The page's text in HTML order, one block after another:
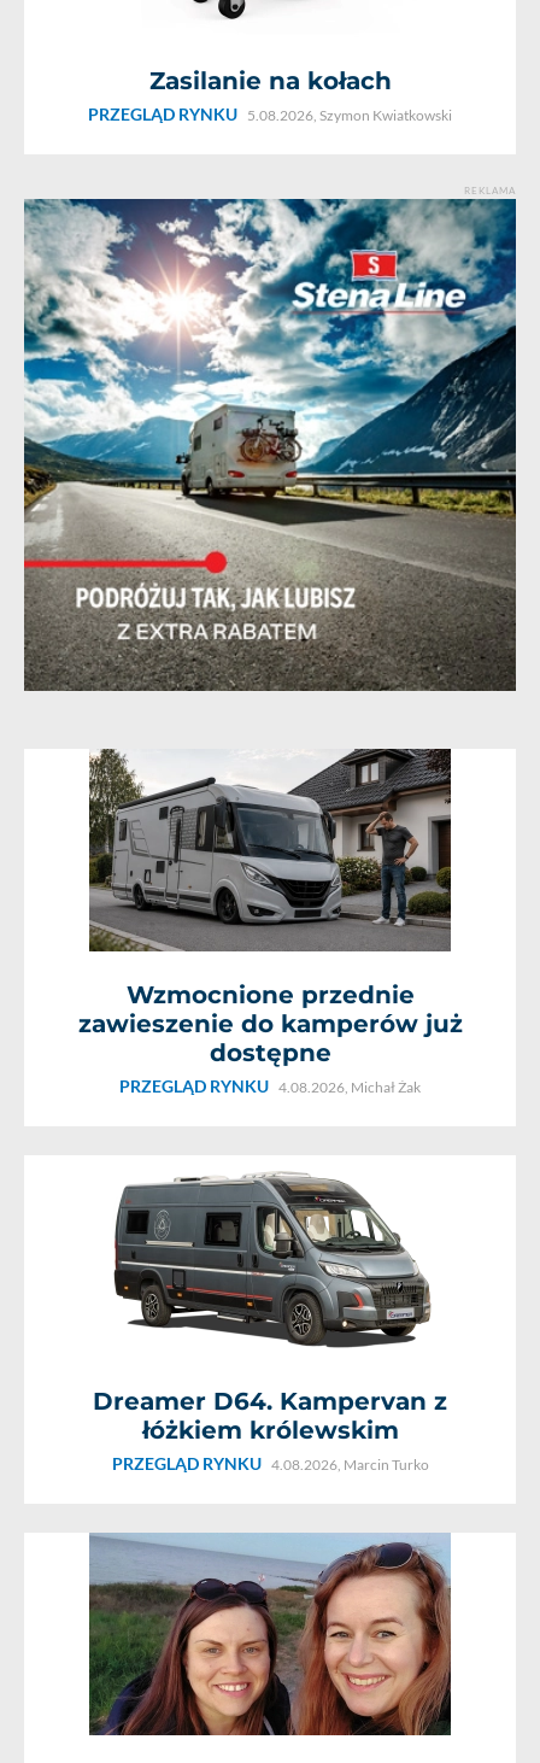
Zasilanie na kołach
PRZEGLĄD RYNKU 5.08.2026, Szymon Kwiatkowski
REKLAMA
Wzmocnione przednie
zawieszenie do kamperów już
dostępne
PRZEGLĄD RYNKU 4.08.2026, Michał Żak
Dreamer D64. Kampervan z
łóżkiem królewskim
PRZEGLĄD RYNKU 4.08.2026, Marcin Turko